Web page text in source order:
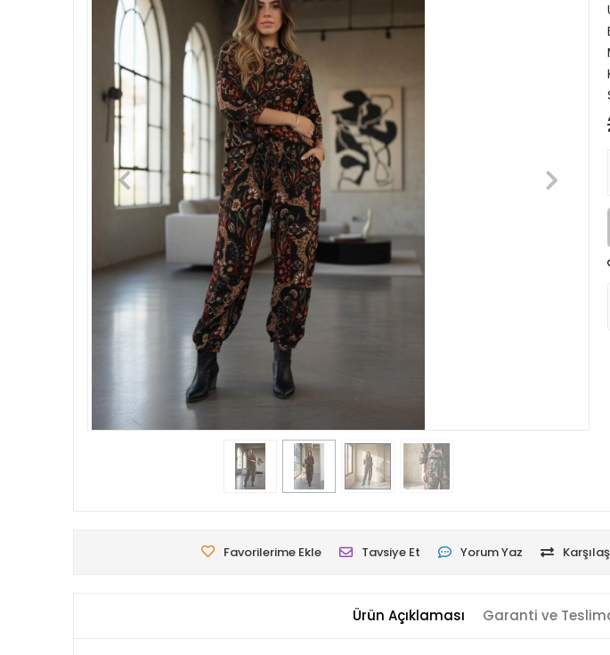
Favorilerime Ekle Tavsiye Et Yorum Yaz
Ürün Açıklaması Garanti ve